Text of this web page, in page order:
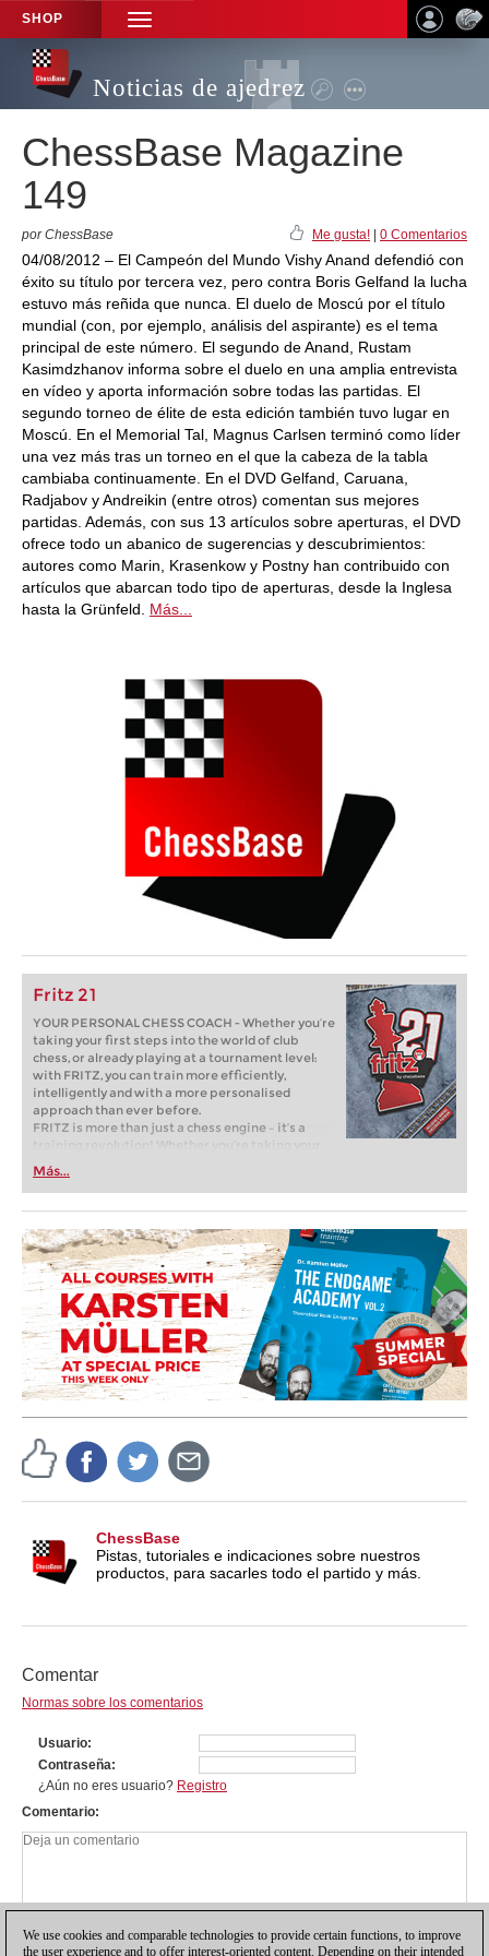
SHOP
TOGGLE
NAVIGATION
Noticias de ajedrez
ChessBase Magazine
149
por ChessBase Me gusta! 0 Comentarios
04/08/2012 – El Campeón del Mundo Vishy Anand defendió con
éxito su título por tercera vez, pero contra Boris Gelfand la lucha
estuvo más reñida que nunca. El duelo de Moscú por el título
mundial (con, por ejemplo, análisis del aspirante) es el tema
principal de este número. El segundo de Anand, Rustam
Kasimdzhanov informa sobre el duelo en una amplia entrevista
en vídeo y aporta información sobre todas las partidas. El
segundo torneo de élite de esta edición también tuvo lugar en
Moscú. En el Memorial Tal, Magnus Carlsen terminó como líder
una vez más tras un torneo en el que la cabeza de la tabla
cambiaba continuamente. En el DVD Gelfand, Caruana,
Radjabov y Andreikin (entre otros) comentan sus mejores
partidas. Además, con sus 13 artículos sobre aperturas, el DVD
ofrece todo un abanico de sugerencias y descubrimientos:
autores como Marin, Krasenkow y Postny han contribuido con
artículos que abarcan todo tipo de aperturas, desde la Inglesa
hasta la Grünfeld. Más...
Fritz 21
YOUR PERSONAL CHESS COACH - Whether you’re
taking your first steps into the world of club
chess, or already playing at a tournament level:
with FRITZ, you can train more efficiently,
intelligently and with a more personalised
approach than ever before.
FRITZ is more than just a chess engine – it’s a
training revolution! Whether you’re taking your
first steps into the world of club chess, or already
playing at a tournament level: with FRITZ, you can
train more efficiently, intelligently and with a
more personalised approach than ever before.
Más...
ChessBase
Pistas, tutoriales e indicaciones sobre nuestros
productos, para sacarles todo el partido y más.
Comentar
Normas sobre los comentarios
Usuario
Contraseña
¿Aún no eres usuario? Registro
Comentario
We use cookies and comparable technologies to provide certain functions, to improve
the user experience and to offer interest-oriented content. Depending on their intended